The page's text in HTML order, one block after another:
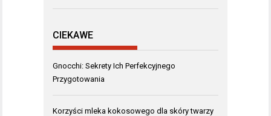
CIEKAWE
Gnocchi: Sekrety Ich Perfekcyjnego
Przygotowania
Korzyści mleka kokosowego dla skóry twarzy